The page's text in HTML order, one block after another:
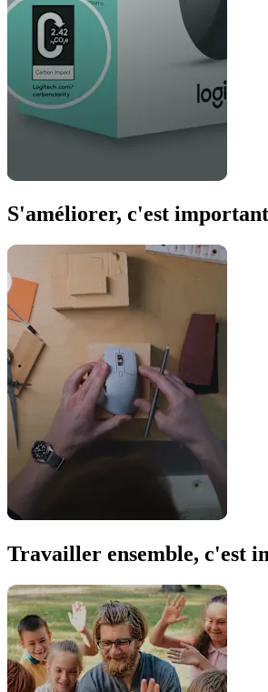
S'améliorer, c'est important
Travailler ensemble, c'est